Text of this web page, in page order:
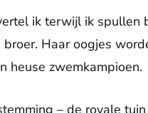
ik terwijl ik
Haar oogjes
heuse zwemkampioen.
– de royale